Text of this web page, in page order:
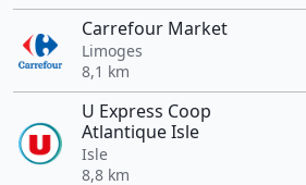
Carrefour Market
Limoges
8,1 km
U Express Coop
Atlantique Isle
Isle
8,8 km